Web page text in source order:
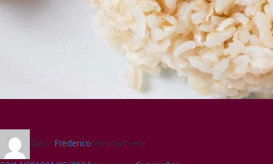
Autor FredericoPublicado em